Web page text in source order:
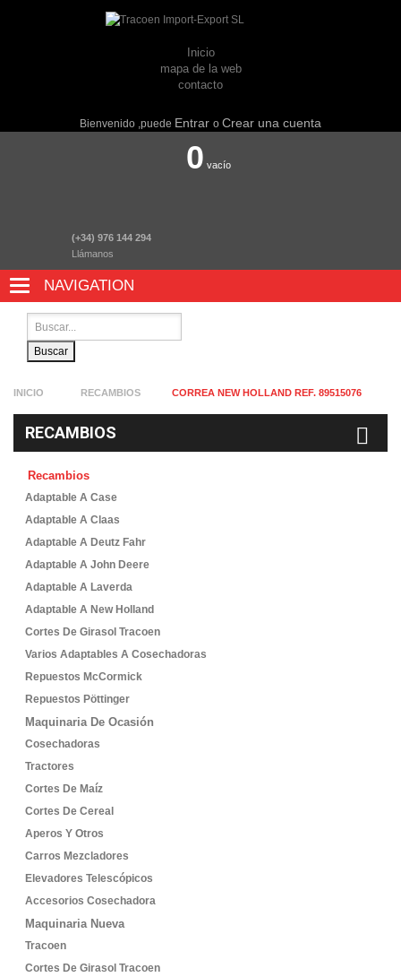
Inicio
mapa de la web
contacto
Bienvenido ,puede Entrar o Crear una cuenta
0 vacío
(+34) 976 144 294
Llámanos
NAVIGATION
NAVIGATION
Buscar
INICIO RECAMBIOS CORREA NEW HOLLAND REF. 89515076
RECAMBIOS
Recambios
Adaptable A Case
Adaptable A Claas
Adaptable A Deutz Fahr
Adaptable A John Deere
Adaptable A Laverda
Adaptable A New Holland
Cortes De Girasol Tracoen
Varios Adaptables A Cosechadoras
Repuestos McCormick
Repuestos Pöttinger
Maquinaria De Ocasión
Cosechadoras
Tractores
Cortes De Maíz
Cortes De Cereal
Aperos Y Otros
Carros Mezcladores
Elevadores Telescópicos
Accesorios Cosechadora
Maquinaria Nueva
Tracoen
Cortes De Girasol Tracoen